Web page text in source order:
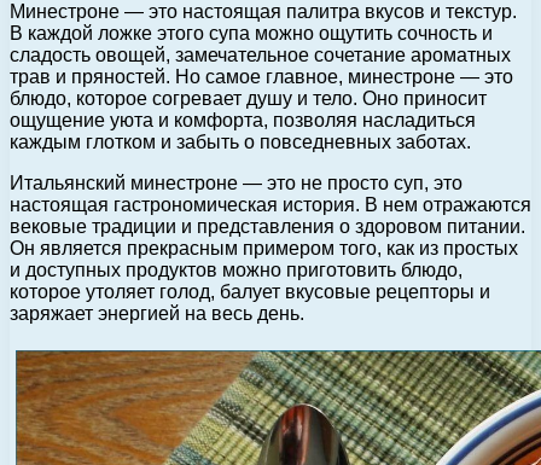
Минестроне — это настоящая палитра вкусов и текстур.
В каждой ложке этого супа можно ощутить сочность и
сладость овощей, замечательное сочетание ароматных
трав и пряностей. Но самое главное, минестроне — это
блюдо, которое согревает душу и тело. Оно приносит
ощущение уюта и комфорта, позволяя насладиться
каждым глотком и забыть о повседневных заботах.
Итальянский минестроне — это не просто суп, это
настоящая гастрономическая история. В нем отражаются
вековые традиции и представления о здоровом питании.
Он является прекрасным примером того, как из простых
и доступных продуктов можно приготовить блюдо,
которое утоляет голод, балует вкусовые рецепторы и
заряжает энергией на весь день.